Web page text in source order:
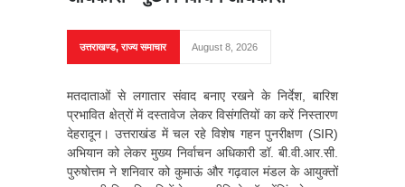
उत्तराखण्ड,राज्य समाचार August 8, 2026
मतदाताओं से लगातार संवाद बनाए रखने के निर्देश, बारिश
प्रभावित क्षेत्रों में दस्तावेज लेकर विसंगतियों का करें निस्तारण
देहरादून। उत्तराखंड में चल रहे विशेष गहन पुनरीक्षण (SIR)
अभियान को लेकर मुख्य निर्वाचन अधिकारी डॉ. बी.वी.आर.सी.
पुरुषोत्तम ने शनिवार को कुमाऊं और गढ़वाल मंडल के आयुक्तों